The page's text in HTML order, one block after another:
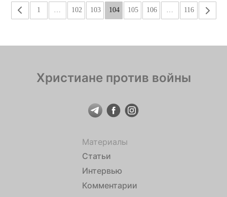
« 1 102 103 104 105 106 116 »
Христиане против войны
Материалы
Статьи
Интервью
Комментарии